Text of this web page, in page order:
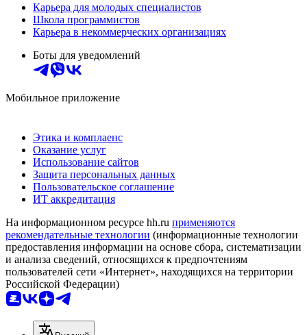
Карьера для молодых специалистов
Школа программистов
Карьера в некоммерческих организациях
Боты для уведомлений
Мобильное приложение
Этика и комплаенс
Оказание услуг
Использование сайтов
Защита персональных данных
Пользовательское соглашение
ИТ аккредитация
На информационном ресурсе hh.ru применяются
рекомендательные технологии (информационные технологии
предоставления информации на основе сбора, систематизации
и анализа сведений, относящихся к предпочтениям
пользователей сети «Интернет», находящихся на территории
Российской Федерации)